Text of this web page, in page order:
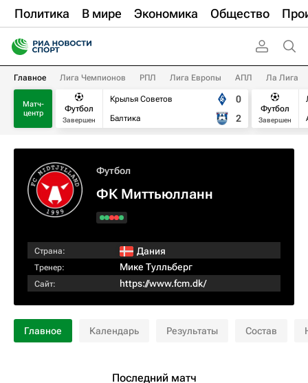
Политика В мире Экономика Общество
Главное Лига Чемпионов РПЛ Лига Европы АПЛ Ла Лига
Матч-
центр
Футбол
Завершен
Крылья Советов
Балтика
0
2
Футбол
Завершен
Футбол
ФК Миттьюлланн
Страна: Дания
Тренер: Мике Тулльберг
Сайт: https://www.fcm.dk/
Главное Календарь Результаты Состав
Последний матч